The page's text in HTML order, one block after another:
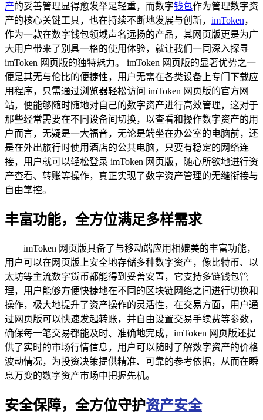
产的妥善管理显得愈发举足轻重，而数字钱包作为管理数字资
产的核心关键工具，也在持续不断地发展与创新， imToken，
作为一款在数字钱包领域声名远扬的产品，其网页版更是为广
大用户带来了别具一格的使用体验，就让我们一同深入探寻
imToken 网页版的独特魅力。 imToken 网页版的显著优势之一
便是其无与伦比的便捷性，用户无需在各类设备上专门下载应
用程序，只需通过浏览器轻松访问 imToken 网页版的官方网
站，便能够随时随地对自己的数字资产进行高效管理，这对于
那些经常需要在不同设备间切换，以查看和操作数字资产的用
户而言，无疑是一大福音，无论是端坐在办公室的电脑前，还
是在外出旅行时使用酒店的公共电脑，只要有稳定的网络连
接，用户就可以轻松登录 imToken 网页版，随心所欲地进行资
产查看、转账等操作，真正实现了数字资产管理的无缝衔接与
自由掌控。
丰富功能，全方位满足多样需求
imToken 网页版具备了与移动端应用相媲美的丰富功能，
用户可以在网页版上安全地存储多种数字资产，像比特币、以
太坊等主流数字货币都能得到妥善安置，它支持多链钱包管
理，用户能够方便快捷地在不同的区块链网络之间进行切换和
操作，极大地提升了资产操作的灵活性，在交易方面，用户通
过网页版可以快速发起转账，并自由设置交易手续费等参数，
确保每一笔交易都能及时、准确地完成，imToken 网页版还提
供了实时的市场行情信息，用户可以随时了解数字资产的价格
波动情况，为投资决策提供精准、可靠的参考依据，从而在瞬
息万变的数字资产市场中把握先机。
安全保障，全方位守护资产安全